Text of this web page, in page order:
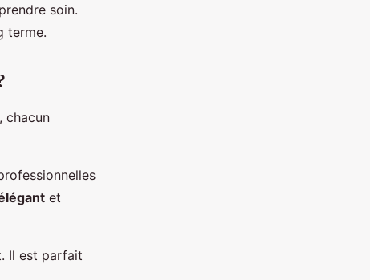
soin.
terme.
chacun
et
Il est parfait